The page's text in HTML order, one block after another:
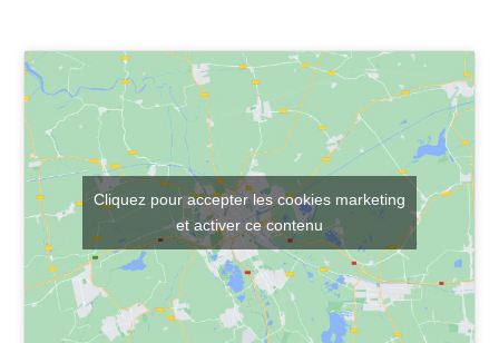
Cliquez pour accepter les cookies marketing
et activer ce contenu